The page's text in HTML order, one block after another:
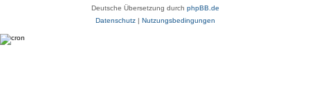
Deutsche Übersetzung durch phpBB.de
Datenschutz| Nutzungsbedingungen